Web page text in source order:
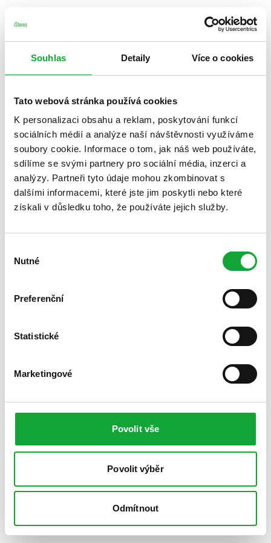
Souhlas Detaily Více o cookies
Tato webová stránka používá cookies
K personalizaci obsahu a reklam, poskytování funkcí
sociálních médií a analýze naší návštěvnosti využíváme
soubory cookie. Informace o tom, jak náš web používáte,
sdílíme se svými partnery pro sociální média, inzerci a
analýzy. Partneři tyto údaje mohou zkombinovat s
dalšími informacemi, které jste jim poskytli nebo které
získali v důsledku toho, že používáte jejich služby.
souhlasu
Nutné
Preferenční
Statistické
Marketingové
Povolit vše
Povolit výběr
Odmítnout